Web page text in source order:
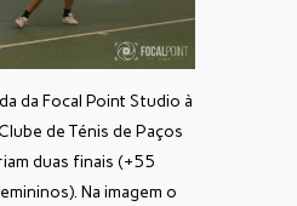
da Focal Point Studio à
de Ténis de Paços
duas finais (+55
Na imagem o